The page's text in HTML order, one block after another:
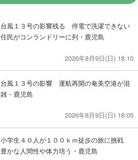
台風１３号の影響残る 停電で洗濯できない
住民がコンランドリーに列・鹿児島
2026年8月9日(日) 18:10
台風１３号の影響 運航再開の奄美空港が混
雑・鹿児島
2026年8月9日(日) 18:05
小学生４０人が１００ｋｍ徒歩の旅に挑戦
豊かな人間性や体力培う・鹿児島